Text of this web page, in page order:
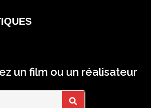
un film ou un réalisateur